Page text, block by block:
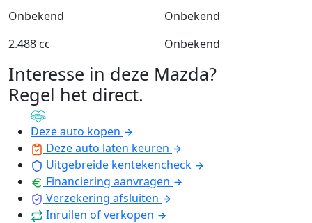
Onbekend
Onbekend
2.488 cc
Onbekend
Interesse in deze Mazda?
Regel het direct.
Deze auto kopen
Deze auto laten keuren
Uitgebreide kentekencheck
Financiering aanvragen
Verzekering afsluiten
Inruilen of verkopen